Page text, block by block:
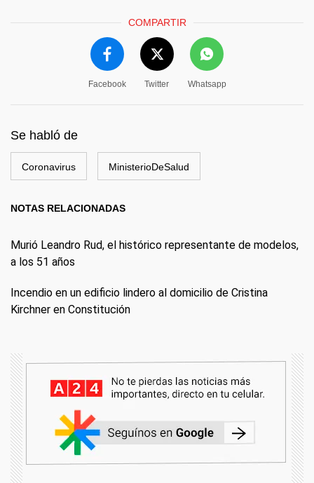
COMPARTIR
Facebook Twitter Whatsapp
Se habló de
Coronavirus MinisterioDeSalud
NOTAS RELACIONADAS
Murió Leandro Rud, el histórico representante de modelos,
a los 51 años
Incendio en un edificio lindero al domicilio de Cristina
Kirchner en Constitución